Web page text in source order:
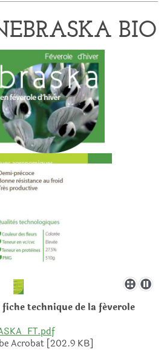
BIO
technique de la féverole
Acrobat [202.9 KB]